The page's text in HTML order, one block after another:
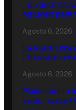
“IL GRANDE
MILIONI DI
Agosto 6, 2026
LA
CHI
Agosto 6, 2026
Maddaloni in
Santo: aveva